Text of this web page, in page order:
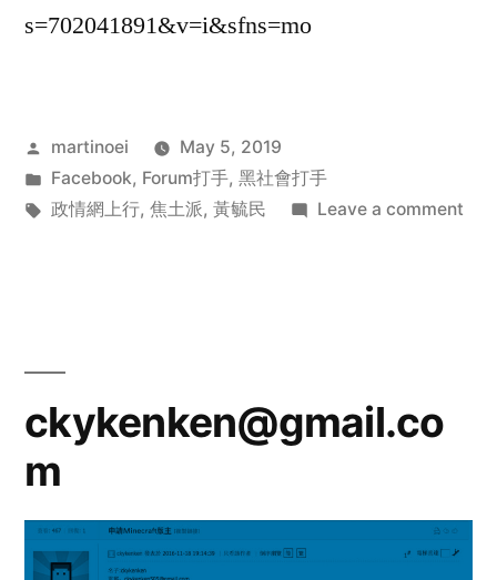
s=702041891&v=i&sfns=mo
Posted
by
martinoei
May 5, 2019
Posted
in
Facebook, Forum打手, 黑社會打手
Tags:
政情網上行, 焦土派, 黃毓民 Leave a commenton
ckykenken@gmail.co
m